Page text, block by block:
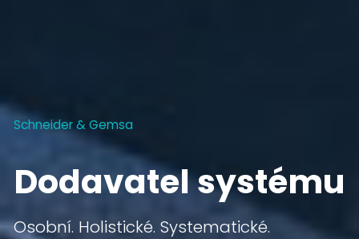
Schneider & Gemsa
Dodavatel systému
Osobní. Holistické. Systematické.